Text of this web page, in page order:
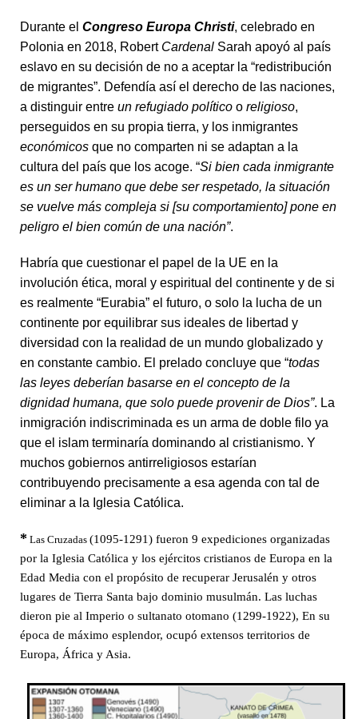
Durante el Congreso Europa Christi, celebrado en
Polonia en 2018, Robert Cardenal Sarah apoyó al país
eslavo en su decisión de no a aceptar la “redistribución
de migrantes”. Defendía así el derecho de las naciones,
a distinguir entre un refugiado político o religioso,
perseguidos en su propia tierra, y los inmigrantes
económicos que no comparten ni se adaptan a la
cultura del país que los acoge. “Si bien cada inmigrante
es un ser humano que debe ser respetado, la situación
se vuelve más compleja si [su comportamiento] pone en
peligro el bien común de una nación”.
Habría que cuestionar el papel de la UE en la
involución ética, moral y espiritual del continente y de si
es realmente “Eurabia” el futuro, o solo la lucha de un
continente por equilibrar sus ideales de libertad y
diversidad con la realidad de un mundo globalizado y
en constante cambio. El prelado concluye que “todas
las leyes deberían basarse en el concepto de la
dignidad humana, que solo puede provenir de Dios”. La
inmigración indiscriminada es un arma de doble filo ya
que el islam terminaría dominando al cristianismo. Y
muchos gobiernos antirreligiosos estarían
contribuyendo precisamente a esa agenda con tal de
eliminar a la Iglesia Católica.
* Las Cruzadas (1095-1291) fueron 9 expediciones organizadas
por la Iglesia Católica y los ejércitos cristianos de Europa en la
Edad Media con el propósito de recuperar Jerusalén y otros
lugares de Tierra Santa bajo dominio musulmán. Las luchas
dieron pie al Imperio o sultanato otomano (1299-1922), En su
época de máximo esplendor, ocupó extensos territorios de
Europa, África y Asia.